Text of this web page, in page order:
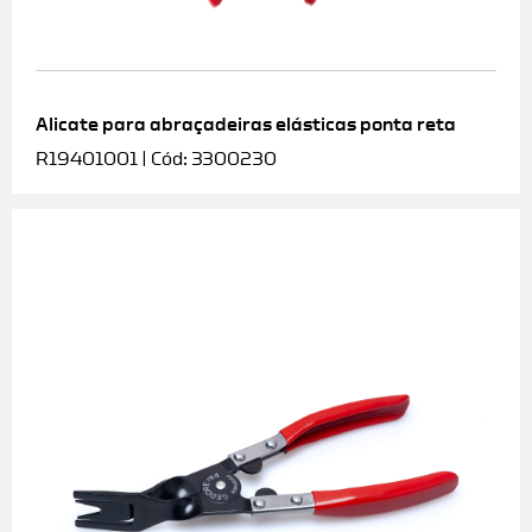
Alicate para abraçadeiras elásticas ponta reta
R19401001 | Cód: 3300230